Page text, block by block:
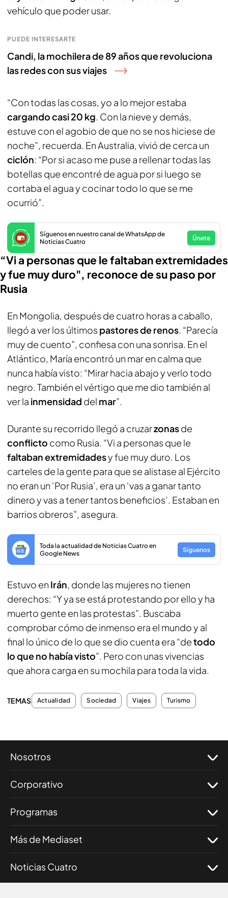
vehículo que poder usar.
PUEDE INTERESARTE
Candi, la mochilera de 89 años que revoluciona
las redes con sus viajes
“Con todas las cosas, yo a lo mejor estaba
cargando casi 20 kg. Con la nieve y demás,
estuve con el agobio de que no se nos hiciese de
noche”, recuerda. En Australia, vivió de cerca un
ciclón: “Por si acaso me puse a rellenar todas las
botellas que encontré de agua por si luego se
cortaba el agua y cocinar todo lo que se me
ocurrió”.
Síguenos en nuestro canal de WhatsApp de
Noticias Cuatro
Únete
“Vi a personas que le faltaban extremidades
y fue muy duro", reconoce de su paso por
Rusia
En Mongolia, después de cuatro horas a caballo,
llegó a ver los últimos pastores de renos. “Parecía
muy de cuento”, confiesa con una sonrisa. En el
Atlántico, María encontró un mar en calma que
nunca había visto: “Mirar hacia abajo y verlo todo
negro. También el vértigo que me dio también al
ver la inmensidad del mar”.
Durante su recorrido llegó a cruzarzonasde
conflicto como Rusia. “Vi a personas que le
faltaban extremidadesy fue muy duro. Los
carteles de la gente para que se alistase al Ejército
no eran un ‘Por Rusia’, era un ‘vas a ganar tanto
dinero y vas a tener tantos beneficios’. Estaban en
barrios obreros”, asegura.
Toda la actualidad de Noticias Cuatro en
Google News
Síguenos
Estuvo en Irán, donde las mujeres no tienen
derechos: “Y ya se está protestando por ello y ha
muerto gente en las protestas”. Buscaba
comprobar cómo de inmenso era el mundo y al
final lo único de lo que se dio cuenta era “detodo
lo que no había visto”. Pero con unas vivencias
que ahora carga en su mochila para toda la vida.
TEMAS Actualidad Sociedad Viajes Turismo
Nosotros
Corporativo
Programas
Más de Mediaset
Noticias Cuatro